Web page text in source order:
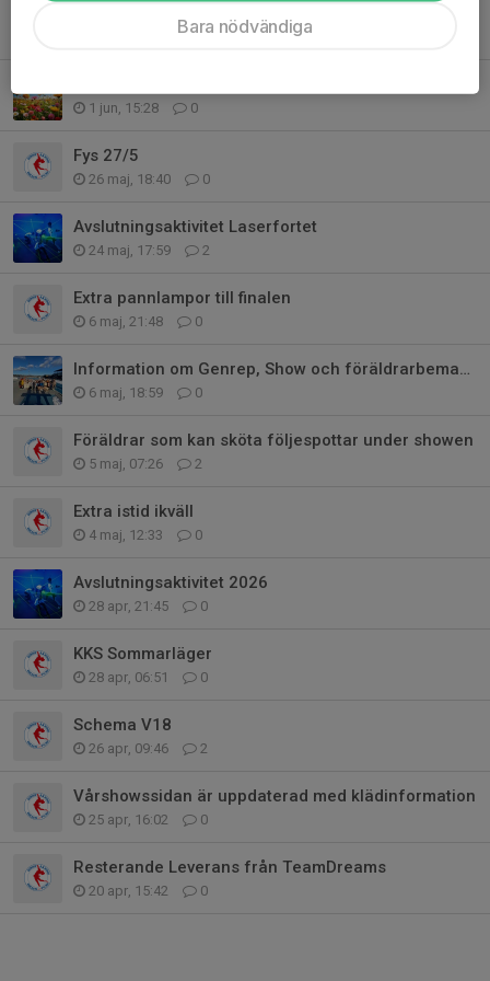
0
1 jun, 15:28 0
Fys 27/5
26 maj, 18:40 0
Avslutningsaktivitet Laserfortet
24 maj, 17:59 2
Extra pannlampor till finalen
6 maj, 21:48 0
Information om Genrep, Show och föräldrarbemanning
6 maj, 18:59 0
Föräldrar som kan sköta följespottar under showen
5 maj, 07:26 2
Extra istid ikväll
4 maj, 12:33 0
Avslutningsaktivitet 2026
28 apr, 21:45 0
KKS Sommarläger
28 apr, 06:51 0
Schema V18
26 apr, 09:46 2
Vårshowssidan är uppdaterad med klädinformation
25 apr, 16:02 0
Resterande Leverans från TeamDreams
20 apr, 15:42 0
Bara nödvändiga